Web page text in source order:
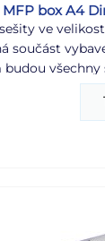
MFP box A4
ve
součást
všechny
Tyto
která